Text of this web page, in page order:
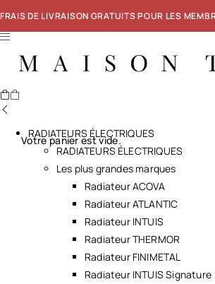
FRAIS DE LIVRAISON GRATUITS POUR LES
Votre panier est vide.
RADIATEURS ÉLECTRIQUES
RADIATEURS ÉLECTRIQUES
Les plus grandes marques
Radiateur ACOVA
Radiateur ATLANTIC
Radiateur INTUIS
Radiateur THERMOR
Radiateur FINIMETAL
Radiateur INTUIS Signature